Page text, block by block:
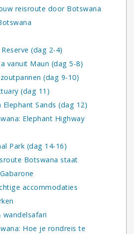
reisroute door Botswana
(dag 2-4)
vanuit Maun (dag 5-8)
(dag 9-10)
(dag 11)
Elephant Sands (dag 12)
Elephant Highway
Park (dag 14-16)
Botswana staat
accommodaties
Hoe je rondreis te